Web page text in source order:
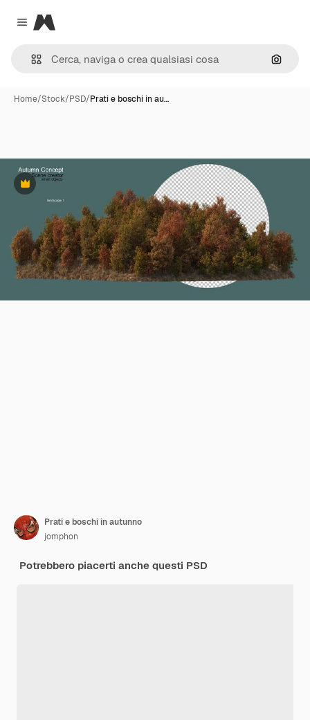
Close menu
Magnific
Cerca
Home/Stock/PSD/Prati e boschi in au…
Premium
Prati e boschi in autunno
jomphon
Potrebbero piacerti anche questi PSD